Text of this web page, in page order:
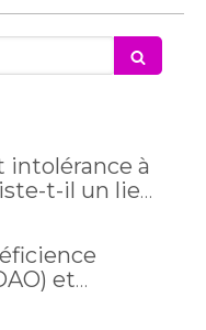
intolérance à
t-il un lien
et
et si